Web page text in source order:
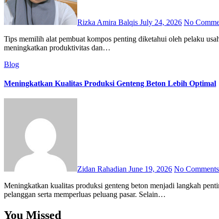
Rizka Amira Balqis July 24, 2026 No
Tips memilih alat pembuat kompos penting diketahui oleh pelaku usaha yang ingin menghasilkan kompos berkualitas dengan proses pengolahan yang lebih efektif. Pemilihan alat yang tepat juga membantu
meningkatkan produktivitas dan…
Blog
Meningkatkan Kualitas Produksi Genteng Beton Lebih Optimal
Zidan Rahadian June 19, 2026 No Comments
Meningkatkan kualitas produksi genteng beton menjadi langkah penting bagi pelaku usaha yang ingin menghasilkan produk kuat dan konsisten. Kualitas yang baik membantu meningkatkan kepercayaan
pelanggan serta memperluas peluang pasar. Selain…
You Missed